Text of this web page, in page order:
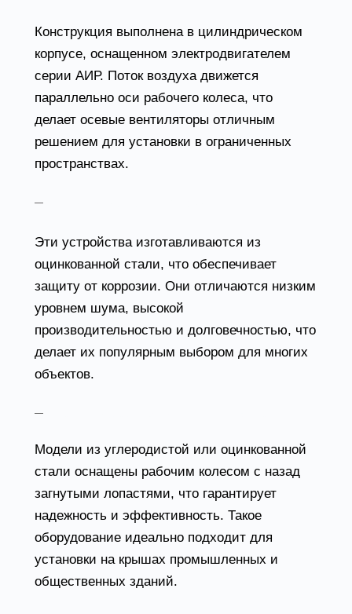
Конструкция выполнена в цилиндрическом
корпусе, оснащенном электродвигателем
серии АИР. Поток воздуха движется
параллельно оси рабочего колеса, что
делает осевые вентиляторы отличным
решением для установки в ограниченных
пространствах.
Эти устройства изготавливаются из
оцинкованной стали, что обеспечивает
защиту от коррозии. Они отличаются низким
уровнем шума, высокой
производительностью и долговечностью, что
делает их популярным выбором для многих
объектов.
Модели из углеродистой или оцинкованной
стали оснащены рабочим колесом с назад
загнутыми лопастями, что гарантирует
надежность и эффективность. Такое
оборудование идеально подходит для
установки на крышах промышленных и
общественных зданий.